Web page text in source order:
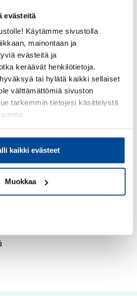
evästeitä
Käytämme sivustolla
mainontaan ja
evästeitä ja
keräävät henkilötietoja.
tai hylätä kaikki sellaiset
välttämättömiä sivuston
tarkemmin tietojesi käsittelystä
.
kaikki evästeet
Muokkaa
viestinnän ja
tuottamiseen
turvallisesti
uusia toimintatapoja
kehittyvän
on
sujuvampaa ja tietoon
viestintää ja näkyvyyttä
valmiuksia ennakoida